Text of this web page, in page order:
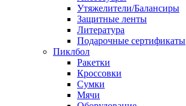
Утяжелители/Балансиры
Защитные ленты
Литература
Подарочные сертификаты
Пиклбол
Ракетки
Кроссовки
Сумки
Мячи